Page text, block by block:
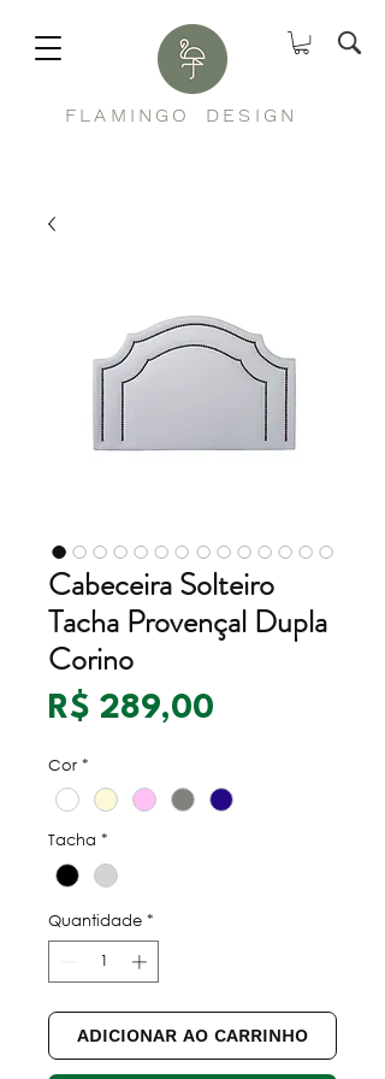
FLAMINGO DESIGN
Cabeceira Solteiro
Tacha Provençal Dupla
Corino
R$ 289,00
Cor *
Tacha *
Quantidade *
ADICIONAR AO CARRINHO